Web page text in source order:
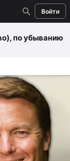
Войти
, по убыванию